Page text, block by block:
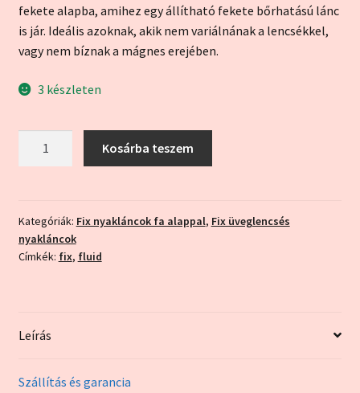
fekete alapba, amihez egy állítható fekete bőrhatású lánc
is jár. Ideális azoknak, akik nem variálnának a lencsékkel,
vagy nem bíznak a mágnes erejében.
3 készleten
(fix
nyaklánc)
mennyiség
Kosárba teszem
Kategóriák: Fix nyakláncok fa alappal, Fix üveglencsés
nyakláncok
Címkék: fix, fluid
Leírás
Szállítás és garancia